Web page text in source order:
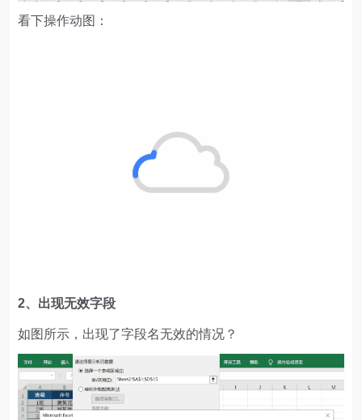
看下操作动图：
2、出现无效字段
如图所示，出现了字段名无效的情况？